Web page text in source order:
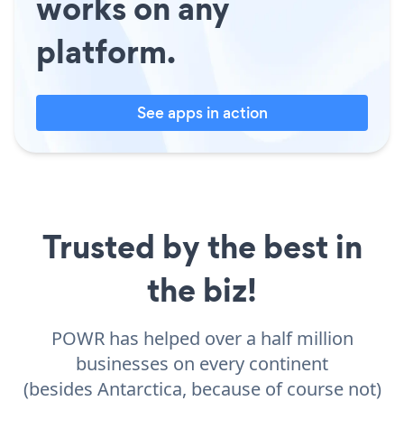
platform.
See apps in action
Trusted by the best in
the biz!
POWR has helped over a half million
businesses on every continent
(besides Antarctica, because of course not)